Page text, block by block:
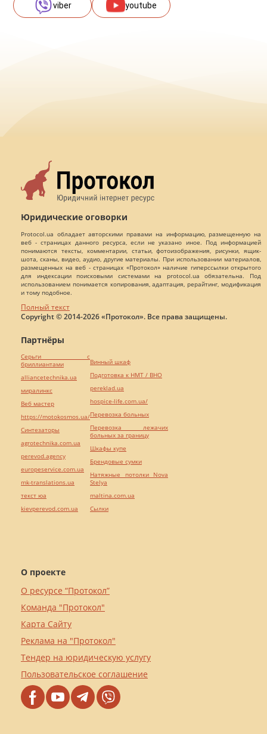
viber youtube
Юридические оговорки
Protocol.ua обладает авторскими правами на информацию, размещенную на
веб - страницах данного ресурса, если не указано иное. Под информацией
понимаются тексты, комментарии, статьи, фотоизображения, рисунки, ящик-
шота, сканы, видео, аудио, другие материалы. При использовании материалов,
размещенных на веб - страницах «Протокол» наличие гиперссылки открытого
для индексации поисковыми системами на protocol.ua обязательна. Под
использованием понимается копирования, адаптация, рерайтинг, модификация
и тому подобное.
Полный текст
Copyright © 2014-2026 «Протокол». Все права защищены.
О проекте
О ресурсе “Протокол”
Команда "Протокол"
Карта Сайту
Реклама на "Протокол"
Тендер на юридическую услугу
Пользовательское соглашение
Партнёры
Серьги с
бриллиантами
alliancetechnika.ua
миралинкс
Веб мастер
https://motokosmos.ua/
Синтезаторы
agrotechnika.com.ua
perevod.agency
europeservice.com.ua
mk-translations.ua
текст юа
kievperevod.com.ua
Винный шкаф
Подготовка к НМТ / ВНО
pereklad.ua
hospice-life.com.ua/
Перевозка больных
Перевозка лежачих
больных за границу
Шкафы купе
Брендовые сумки
Натяжные потолки Nova
Stelya
maltina.com.ua
Cылки